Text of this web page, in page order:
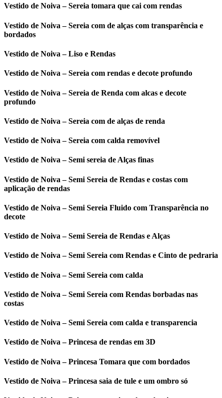
Vestido de Noiva – Sereia tomara que cai com rendas
Vestido de Noiva – Sereia com de alças com transparência e
bordados
Vestido de Noiva – Liso e Rendas
Vestido de Noiva – Sereia com rendas e decote profundo
Vestido de Noiva – Sereia de Renda com alcas e decote
profundo
Vestido de Noiva – Sereia com de alças de renda
Vestido de Noiva – Sereia com calda removível
Vestido de Noiva – Semi sereia de Alças finas
Vestido de Noiva – Semi Sereia de Rendas e costas com
aplicação de rendas
Vestido de Noiva – Semi Sereia Fluido com Transparência no
decote
Vestido de Noiva – Semi Sereia de Rendas e Alças
Vestido de Noiva – Semi Sereia com Rendas e Cinto de pedraria
Vestido de Noiva – Semi Sereia com calda
Vestido de Noiva – Semi Sereia com Rendas borbadas nas
costas
Vestido de Noiva – Semi Sereia com calda e transparencia
Vestido de Noiva – Princesa de rendas em 3D
Vestido de Noiva – Princesa Tomara que com bordados
Vestido de Noiva – Princesa saia de tule e um ombro só